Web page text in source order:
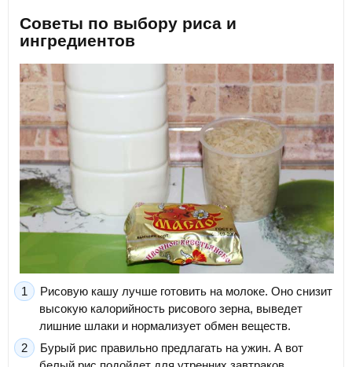
Советы по выбору риса и
ингредиентов
Рисовую кашу лучше готовить на молоке. Оно снизит
высокую калорийность рисового зерна, выведет
лишние шлаки и нормализует обмен веществ.
Бурый рис правильно предлагать на ужин. А вот